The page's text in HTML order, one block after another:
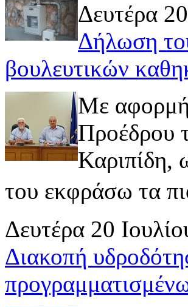
Δευτέρα
Δήλωση
βουλευτικών
Με αφορμή
Προέδρου
Καριπίδη,
του εκφράσω τα
Δευτέρα 20
Διακοπή